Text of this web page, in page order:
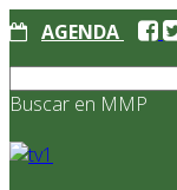
AGENDA
Buscar en MMP